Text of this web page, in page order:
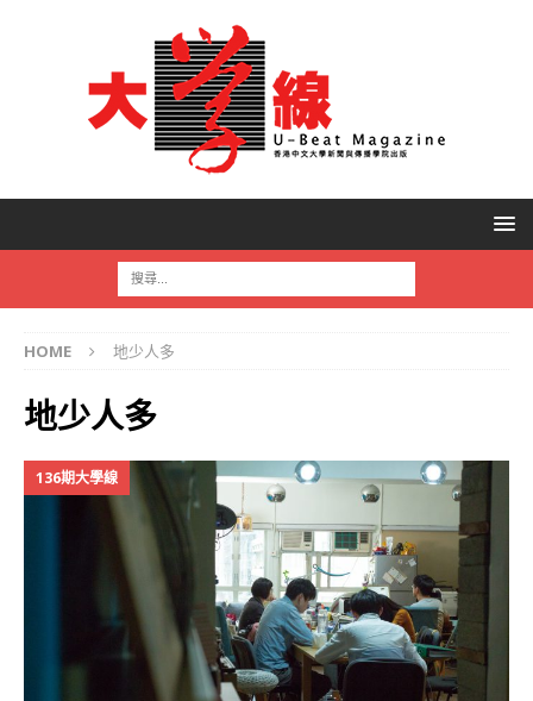
HOME 地少人多
地少人多
136期大學線